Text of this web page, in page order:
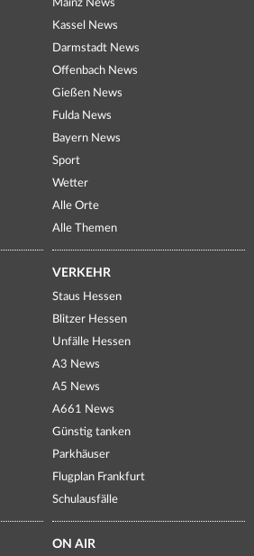
Mainz News
Kassel News
Darmstadt News
Offenbach News
Gießen News
Fulda News
Bayern News
Sport
Wetter
Alle Orte
Alle Themen
VERKEHR
Staus Hessen
Blitzer Hessen
Unfälle Hessen
A3 News
A5 News
A661 News
Günstig tanken
Parkhäuser
Flugplan Frankfurt
Schulausfälle
ON AIR